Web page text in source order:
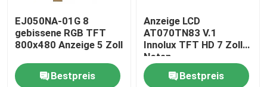
EJ050NA-01G 8
gebissene RGB TFT
800x480 Anzeige 5 Zoll
Bestpreis
Anzeige LCD
AT070TN83 V.1
Innolux TFT HD 7 Zoll-
Noten-
Bildschirmanzeige
HDMI ODMBestpreis